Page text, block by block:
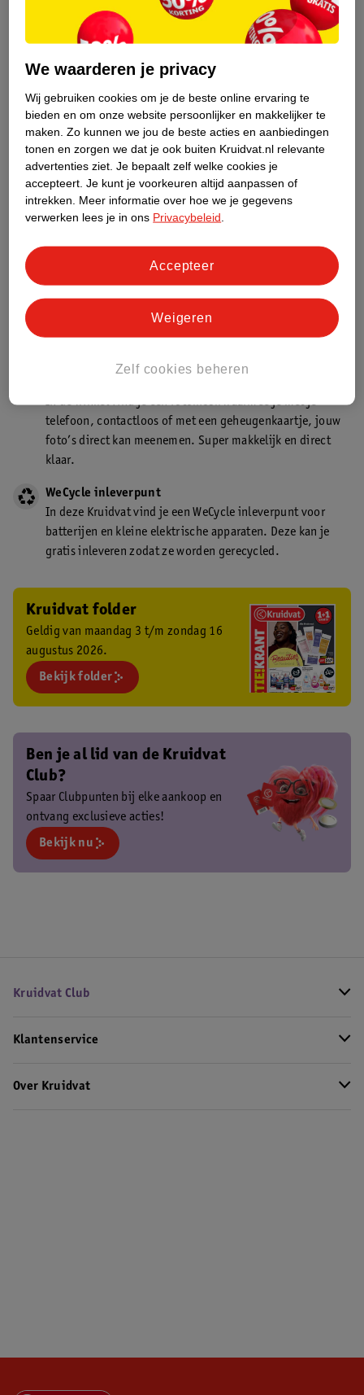
Kruidvat is een erkend specialist in
zelfzorg, ook online. Wat je
gezondheidsvraag ook is, stel hem aan
Stel je gezondheidsvraag
Ook in deze winkel
Kruidvat.nl ophaalpunt
Laat je bestelling snel en gemakkelijk bezorgen in de
Kruidvat is een gecertificeerd drogist. Dit betekent dat je
In de winkel vind je een fotokiosk waarmee je met je
telefoon, contactloos of met een geheugenkaartje, jouw
foto’s direct kan meenemen. Super makkelijk en direct
klaar.
WeCycle inleverpunt
In deze Kruidvat vind je een WeCycle inleverpunt voor
batterijen en kleine elektrische apparaten. Deze kan je
gratis inleveren zodat ze worden gerecycled.
Kruidvat folder
Geldig van maandag 3 t/m zondag 16
augustus 2026.
Bekijk folder
Ben je al lid van de Kruidvat
Club?
Spaar Clubpunten bij elke aankoop en
ontvang exclusieve acties!
Bekijk nu
Kruidvat Club
Klantenservice
Over Kruidvat
We waarderen je privacy
Wij gebruiken cookies om je de beste online ervaring te
bieden en om onze website persoonlijker en makkelijker te
maken. Zo kunnen we jou de beste acties en aanbiedingen
tonen en zorgen we dat je ook buiten Kruidvat.nl relevante
advertenties ziet. Je bepaalt zelf welke cookies je
accepteert. Je kunt je voorkeuren altijd aanpassen of
intrekken.
Meer informatie over hoe we je gegevens
verwerken lees je in ons Privacybeleid
Zelf cookies beheren
Weigeren
Accepteer